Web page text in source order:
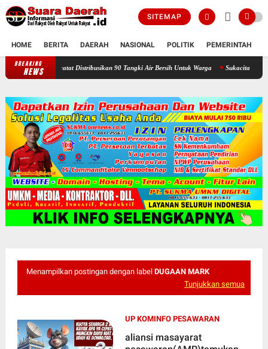
SITEMAP
HOME BERITA DAERAH NASIONAL POLITIK PEMERINTAH
BREAKING
NEWS Selama Kemarau : Posko Relawan Ganefo Tangen Mencatat
Menampilkan postingan dengan label DUGAAN MARK
Tunjukkan semua
UP KOMINFO PESAWARAN
aliansi masayarat